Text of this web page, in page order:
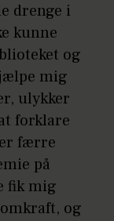
drenge i
kunne
og
mig
ulykker
forklare
færre
på
fik mig
og